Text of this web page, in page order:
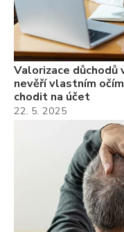
Valorizace důchodů
nevěří vlastním
chodit na účet
22. 5. 2025